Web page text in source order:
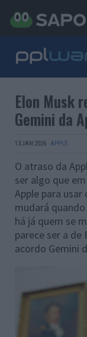
Elon Musk
Gemini da
13 JAN 2026 · APPLE
O atraso da
ser algo que
Apple para
mudará
há já quem se
parece ser a de
acordo Gemini